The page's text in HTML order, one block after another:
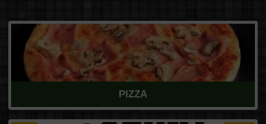
PIZZA